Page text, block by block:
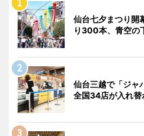
仙台七夕まつり
り300本、青空の
仙台三越で「ジャ
全国34店が入れ替